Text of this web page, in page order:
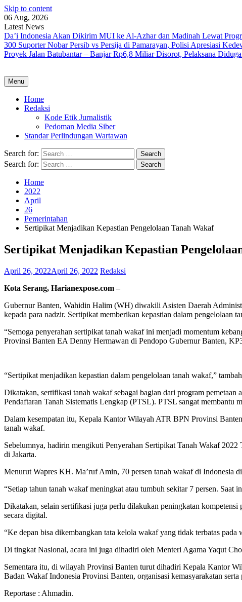
Skip to content
06 Aug, 2026
Latest News
Da’i Indonesia Akan Dikirim MUI ke Al-Azhar dan Madinah Lewat
300 Suporter Nobar Persib vs Persija di Pamarayan, Polisi Apresiasi
Proyek Jalan Batubantar – Banjar Rp6,8 Miliar Disorot, Pelaksana
Menu
Home
Redaksi
Kode Etik Jurnalistik
Pedoman Media Siber
Standar Perlindungan Wartawan
Search for:
Search for:
Home
2022
April
26
Pemerintahan
Sertipikat Menjadikan Kepastian Pengelolaan Tanah Wakaf
Sertipikat Menjadikan Kepastian
April 26, 2022April 26, 2022 Redaksi
Kota Serang, Harianexpose.com –
Gubernur Banten, Wahidin Halim (WH) diwakili Asisten Daerah
kepada para nadzir. Sertipikat memberikan kepastian dalam pengelolaan
“Semoga penyerahan sertipikat tanah wakaf ini menjadi momentum
Provinsi Banten EA Denny Hermawan di Pendopo Gubernur Banten,
“Sertipikat menjadikan kepastian dalam pengelolaan tanah wakaf,”
Dikatakan, sertifikasi tanah wakaf sebagai bagian dari program
Pendaftaran Tanah Sistematis Lengkap (PTSL). PTSL sangat membantu
Dalam kesempatan itu, Kepala Kantor Wilayah ATR BPN Provinsi
tanah wakaf.
Sebelumnya, hadirin mengikuti Penyerahan Sertipikat Tanah Wakaf
di Jakarta.
Menurut Wapres KH. Ma’ruf Amin, 70 persen tanah wakaf di Indonesia
“Setiap tahun tanah wakaf meningkat atau tumbuh sekitar 7 persen. Saat
Dikatakan, selain sertifikasi juga perlu dilakukan peningkatan
secara digital.
“Ke depan bisa dikembangkan tata kelola wakaf yang tidak terbatas pada
Di tingkat Nasional, acara ini juga dihadiri oleh Menteri Agama Yaqut
Sementara itu, di wilayah Provinsi Banten turut dihadiri Kepala Kantor
Badan Wakaf Indonesia Provinsi Banten, organisasi kemasyarakatan serta
Reportase : Ahmadin.